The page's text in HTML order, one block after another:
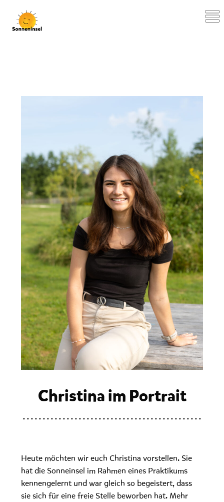
Christina im Portrait
Heute möchten wir euch Christina vorstellen. Sie
hat die Sonneinsel im Rahmen eines Praktikums
kennengelernt und war gleich so begeistert, dass
sie sich für eine freie Stelle beworben hat. Mehr